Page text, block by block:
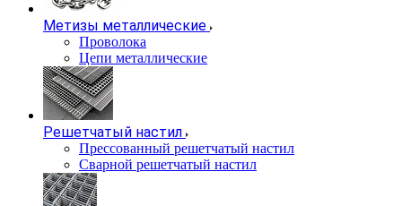
Метизы металлические
Проволока
Цепи металлические
Решетчатый настил
Прессованный решетчатый настил
Сварной решетчатый настил